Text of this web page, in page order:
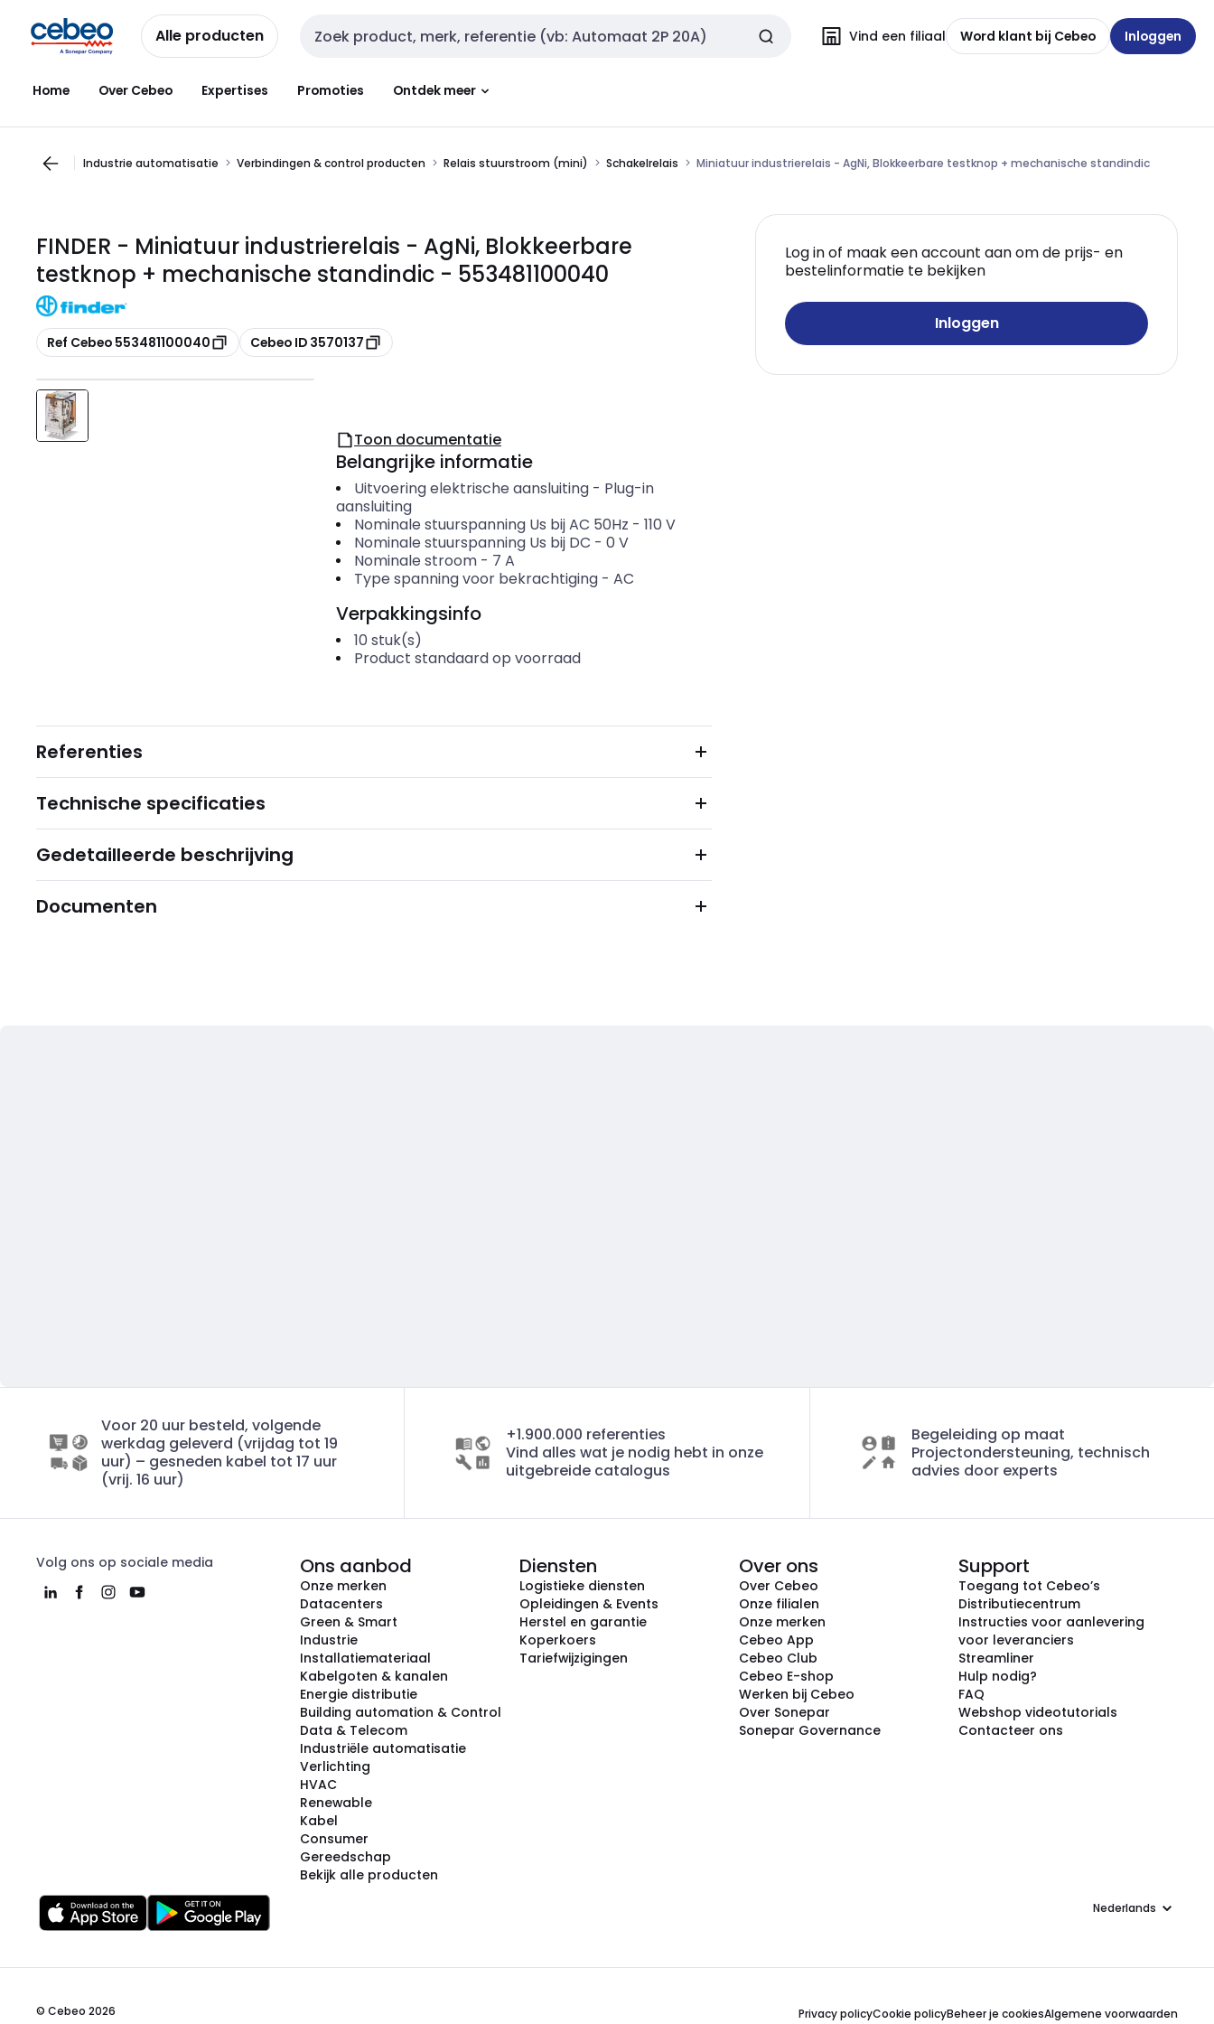
naar
navigatie
naar
inhoud
Alle producten Zoekveld invoer Vind een filiaal Word klant bij Cebeo Inloggen
Home Over Cebeo Expertises Promoties Ontdek meer
Industrie automatisatie Verbindingen & control producten Relais stuurstroom (mini) Schakelrelais Miniatuur industrierelais - AgNi, Blokkeerbare testknop + mechanische standindic
FINDER - Miniatuur industrierelais - AgNi, Blokkeerbare
testknop + mechanische standindic - 553481100040
Kopiëren
Ref Cebeo 553481100040 Kopiëren
Cebeo ID 3570137
Log in of maak een account aan om de prijs- en
bestelinformatie te bekijken
Inloggen
Toon documentatie
Belangrijke informatie
Uitvoering elektrische aansluiting- Plug-in
aansluiting
Nominale stuurspanning Us bij AC 50Hz - 110 V
Nominale stuurspanning Us bij DC - 0 V
Nominale stroom- 7 A
Type spanning voor bekrachtiging- AC
Verpakkingsinfo
10 stuk(s)
Product standaard op voorraad
Referenties
Technische specificaties
Gedetailleerde beschrijving
Documenten
Voor 20 uur besteld, volgende
werkdag geleverd (vrijdag tot 19
uur) – gesneden kabel tot 17 uur
(vrij. 16 uur)
+1.900.000 referenties
Vind alles wat je nodig hebt in onze
uitgebreide catalogus
Begeleiding op maat
Projectondersteuning, technisch
advies door experts
Volg ons op sociale media Ons aanbod
Onze merken
Datacenters
Green & Smart
Industrie
Installatiemateriaal
Kabelgoten & kanalen
Energie distributie
Building automation & Control
Data & Telecom
Industriële automatisatie
Verlichting
HVAC
Renewable
Kabel
Consumer
Gereedschap
Bekijk alle producten
Diensten
Logistieke diensten
Opleidingen & Events
Herstel en garantie
Koperkoers
Tariefwijzigingen
Over ons
Over Cebeo
Onze filialen
Onze merken
Cebeo App
Cebeo Club
Cebeo E-shop
Werken bij Cebeo
Over Sonepar
Sonepar Governance
Support
Toegang tot Cebeo’s
Distributiecentrum
Instructies voor aanlevering
voor leveranciers
Streamliner
Hulp nodig?
FAQ
Webshop videotutorials
Contacteer ons
Taal
© Cebeo 2026 Privacy policyCookie policyBeheer je cookiesAlgemene voorwaarden